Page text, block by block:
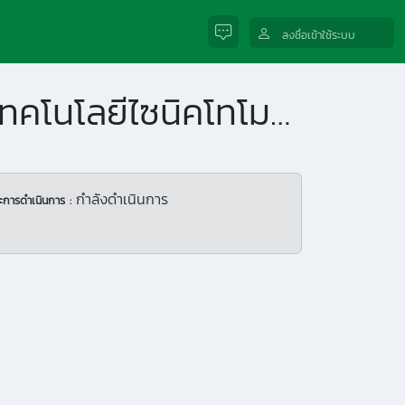
ลงชื่อเข้าใช้ระบบ
นวัตกรรมการประมินสุขภาพของต้นยางนาโดยใช้เทคโนโลยีไซนิคโทโมกราฟี
การดำเนินการ :กำลังดำเนินการ